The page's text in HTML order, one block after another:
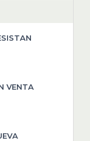
VENTA